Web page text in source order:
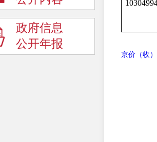
政府信息
公开年报
京价（收